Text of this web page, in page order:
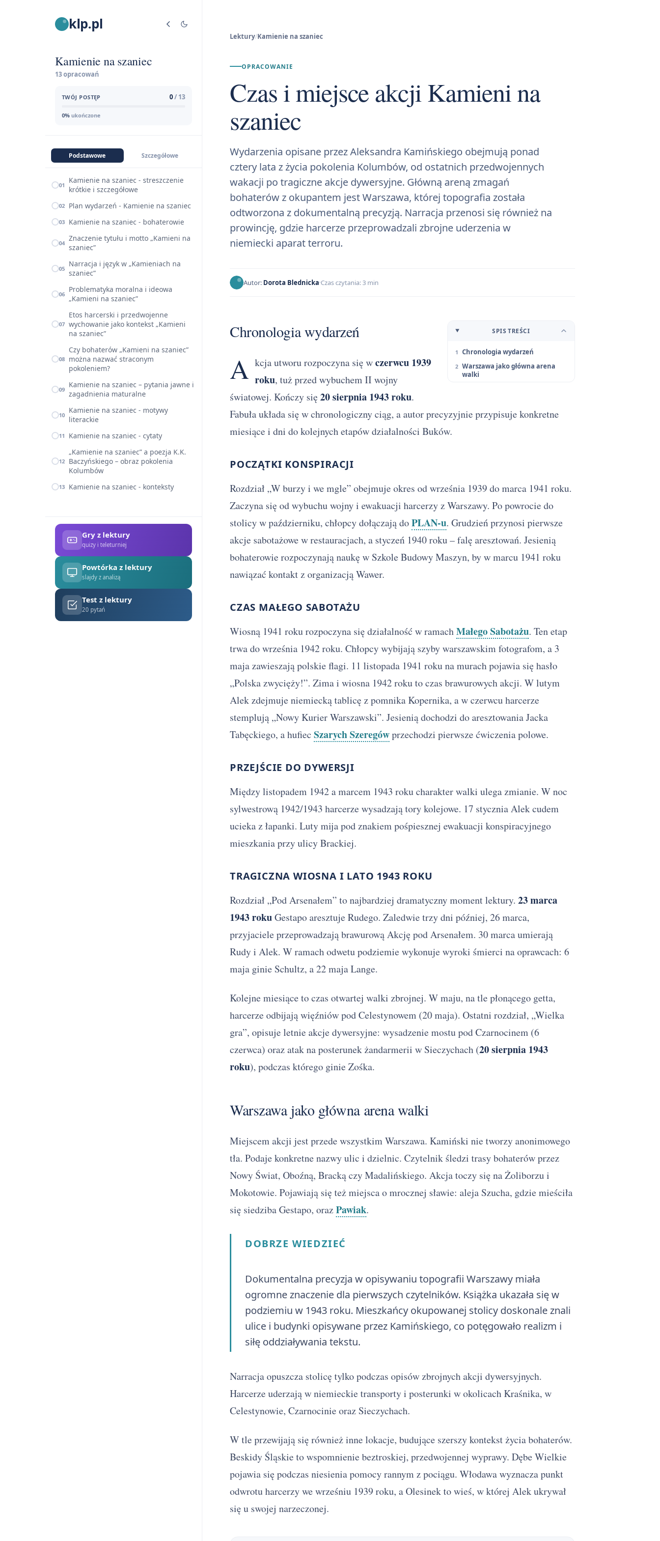
klp.pl
Kamienie na szaniec
13 opracowań
TWÓJ POSTĘP 0/ 13
0% ukończone
Podstawowe Szczegółowe
01
Kamienie na szaniec - streszczenie
krótkie i szczegółowe
02 Plan wydarzeń - Kamienie na szaniec
03 Kamienie na szaniec - bohaterowie
04 Znaczenie tytułu i motto „Kamieni na
szaniec”
05 Narracja i język w „Kamieniach na
szaniec”
06 Problematyka moralna i ideowa
„Kamieni na szaniec”
07
Etos harcerski i przedwojenne
wychowanie jako kontekst „Kamieni
na szaniec”
08
Czy bohaterów „Kamieni na szaniec”
można nazwać straconym
pokoleniem?
09 Kamienie na szaniec – pytania jawne i
zagadnienia maturalne
10 Kamienie na szaniec - motywy
literackie
11 Kamienie na szaniec - cytaty
12
„Kamienie na szaniec” a poezja K.K.
Baczyńskiego – obraz pokolenia
Kolumbów
13 Kamienie na szaniec - konteksty
Gry z lektury
quizy i teleturniej
Powtórka z lektury
slajdy z analizą
Test z lektury
20 pytań
Lektury/Kamienie na szaniec
OPRACOWANIE
Czas i miejsce akcji Kamieni na
szaniec
Wydarzenia opisane przez Aleksandra Kamińskiego obejmują ponad
cztery lata z życia pokolenia Kolumbów, od ostatnich przedwojennych
wakacji po tragiczne akcje dywersyjne. Główną areną zmagań
bohaterów z okupantem jest Warszawa, której topografia została
odtworzona z dokumentalną precyzją. Narracja przenosi się również na
prowincję, gdzie harcerze przeprowadzali zbrojne uderzenia w
niemiecki aparat terroru.
Autor: Dorota Blednicka Czas czytania: 3 min
SPIS TREŚCI
Chronologia wydarzeń
Warszawa jako główna arena
walki
Chronologia wydarzeń
A kcja utworu rozpoczyna się wczerwcu 1939
roku, tuż przed wybuchem II wojny
światowej. Kończy się 20 sierpnia 1943 roku.
Fabuła układa się w chronologiczny ciąg, a autor precyzyjnie przypisuje konkretne
miesiące i dni do kolejnych etapów działalności Buków.
POCZĄTKI KONSPIRACJI
Rozdział „W burzy i we mgle” obejmuje okres od września 1939 do marca 1941 roku.
Zaczyna się od wybuchu wojny i ewakuacji harcerzy z Warszawy. Po powrocie do
stolicy w październiku, chłopcy dołączają doPLAN-u. Grudzień przynosi pierwsze
akcje sabotażowe w restauracjach, a styczeń 1940 roku – falę aresztowań. Jesienią
bohaterowie rozpoczynają naukę w Szkole Budowy Maszyn, by w marcu 1941 roku
nawiązać kontakt z organizacją Wawer.
CZAS MAŁEGO SABOTAŻU
Wiosną 1941 roku rozpoczyna się działalność w ramachMałego Sabotażu. Ten etap
trwa do września 1942 roku. Chłopcy wybijają szyby warszawskim fotografom, a 3
maja zawieszają polskie flagi. 11 listopada 1941 roku na murach pojawia się hasło
„Polska zwycięży!”. Zima i wiosna 1942 roku to czas brawurowych akcji. W lutym
Alek zdejmuje niemiecką tablicę z pomnika Kopernika, a w czerwcu harcerze
stemplują „Nowy Kurier Warszawski”. Jesienią dochodzi do aresztowania Jacka
Tabęckiego, a hufiec Szarych Szeregówprzechodzi pierwsze ćwiczenia polowe.
PRZEJŚCIE DO DYWERSJI
Między listopadem 1942 a marcem 1943 roku charakter walki ulega zmianie. W noc
sylwestrową 1942/1943 harcerze wysadzają tory kolejowe. 17 stycznia Alek cudem
ucieka z łapanki. Luty mija pod znakiem pośpiesznej ewakuacji konspiracyjnego
mieszkania przy ulicy Brackiej.
TRAGICZNA WIOSNA I LATO 1943 ROKU
Rozdział „Pod Arsenałem” to najbardziej dramatyczny moment lektury. 23 marca
1943 rokuGestapo aresztuje Rudego. Zaledwie trzy dni później, 26 marca,
przyjaciele przeprowadzają brawurową Akcję pod Arsenałem. 30 marca umierają
Rudy i Alek. W ramach odwetu podziemie wykonuje wyroki śmierci na oprawcach: 6
maja ginie Schultz, a 22 maja Lange.
Kolejne miesiące to czas otwartej walki zbrojnej. W maju, na tle płonącego getta,
harcerze odbijają więźniów pod Celestynowem (20 maja). Ostatni rozdział, „Wielka
gra”, opisuje letnie akcje dywersyjne: wysadzenie mostu pod Czarnocinem (6
czerwca) oraz atak na posterunek żandarmerii w Sieczychach (20 sierpnia 1943
roku), podczas którego ginie Zośka.
Warszawa jako główna arena walki
Miejscem akcji jest przede wszystkim Warszawa. Kamiński nie tworzy anonimowego
tła. Podaje konkretne nazwy ulic i dzielnic. Czytelnik śledzi trasy bohaterów przez
Nowy Świat, Oboźną, Bracką czy Madalińskiego. Akcja toczy się na Żoliborzu i
Mokotowie. Pojawiają się też miejsca o mrocznej sławie: aleja Szucha, gdzie mieściła
się siedziba Gestapo, orazPawiak.
DOBRZE WIEDZIEĆ
Dokumentalna precyzja w opisywaniu topografii Warszawy miała
ogromne znaczenie dla pierwszych czytelników. Książka ukazała się w
podziemiu w 1943 roku. Mieszkańcy okupowanej stolicy doskonale znali
ulice i budynki opisywane przez Kamińskiego, co potęgowało realizm i
siłę oddziaływania tekstu.
Narracja opuszcza stolicę tylko podczas opisów zbrojnych akcji dywersyjnych.
Harcerze uderzają w niemieckie transporty i posterunki w okolicach Kraśnika, w
Celestynowie, Czarnocinie oraz Sieczychach.
W tle przewijają się również inne lokacje, budujące szerszy kontekst życia bohaterów.
Beskidy Śląskie to wspomnienie beztroskiej, przedwojennej wyprawy. Dębe Wielkie
pojawia się podczas niesienia pomocy rannym z pociągu. Włodawa wyznacza punkt
odwrotu harcerzy we wrześniu 1939 roku, a Olesinek to wieś, w której Alek ukrywał
się u swojej narzeczonej.